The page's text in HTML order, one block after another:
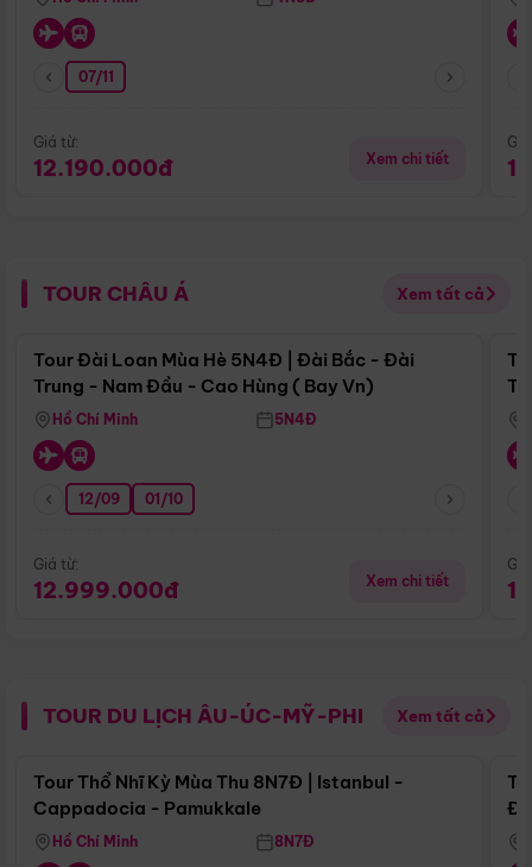
07/11
Giá từ:
12.190.000đ Xem chi tiết
TOUR CHÂU Á Xem tất cả
Điểm nổi bật
Tour Đài Loan Mùa Hè 5N4Đ | Đài Bắc - Đài
Trung - Nam Đầu - Cao Hùng ( Bay Vn)
Hồ Chí Minh 5N4Đ
12/09 01/10
Giá từ:
12.999.000đ Xem chi tiết
TOUR DU LỊCH ÂU-ÚC-MỸ-PHI Xem tất cả
Điểm nổi bật
Tour Thổ Nhĩ Kỳ Mùa Thu 8N7Đ | Istanbul -
Cappadocia - Pamukkale
Hồ Chí Minh 8N7Đ